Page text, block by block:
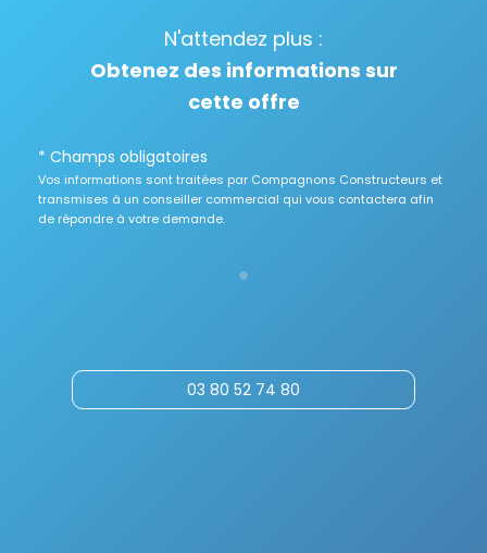
N'attendez plus :
Obtenez des informations sur
cette offre
* Champs obligatoires
Vos informations sont traitées par Compagnons Constructeurs et
transmises à un conseiller commercial qui vous contactera afin
de répondre à votre demande.
03 80 52 74 80